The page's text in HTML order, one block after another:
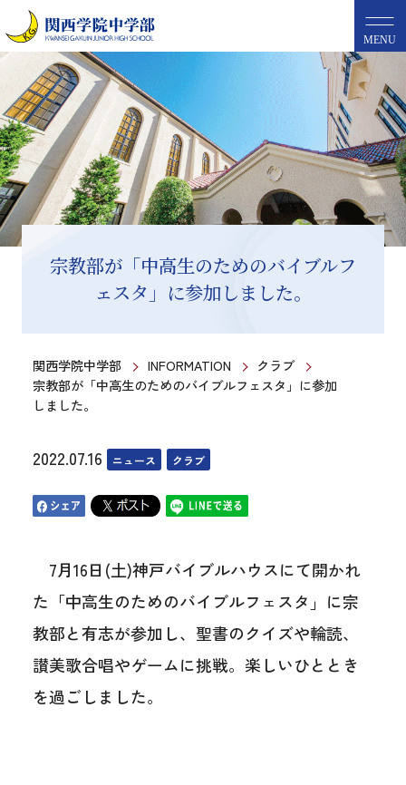
MENU
宗教部が「中高生のためのバイブルフ
ェスタ」に参加しました。
関西学院中学部 INFORMATION
クラブ
宗教部が「中高生のためのバイブルフェスタ」に参加
しました。
2022.07.16 ニュース クラブ
7月16日(土)神戸バイブルハウスにて開かれ
た「中高生のためのバイブルフェスタ」に宗
教部と有志が参加し、聖書のクイズや輪読、
讃美歌合唱やゲームに挑戦。楽しいひととき
を過ごしました。